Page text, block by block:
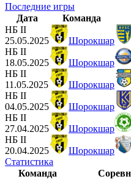
Последние игры
Дата
Команда
НБ II
25.05.2025
Шорокшар
НБ II
18.05.2025
Шорокшар
НБ II
11.05.2025
Шорокшар
НБ II
04.05.2025
Шорокшар
НБ II
27.04.2025
Шорокшар
НБ II
20.04.2025
Шорокшар
Статистика
Команда